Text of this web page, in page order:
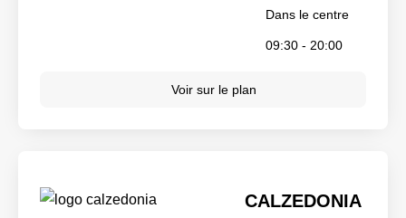
Dans le centre
09:30 - 20:00
Voir sur le plan
CALZEDONIA